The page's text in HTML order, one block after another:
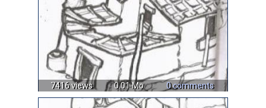
7416 views 0.01 Mo 0 comments